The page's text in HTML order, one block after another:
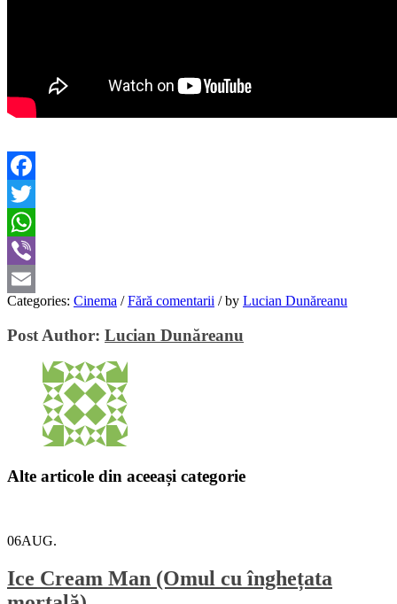
Facebook
Twitter
WhatsApp
Viber
Email
Categories: Cinema / Fără comentarii /by Lucian Dunăreanu
Post Author: Lucian Dunăreanu
Alte articole din aceeași categorie
06AUG.
Ice Cream Man (Omul cu înghețata